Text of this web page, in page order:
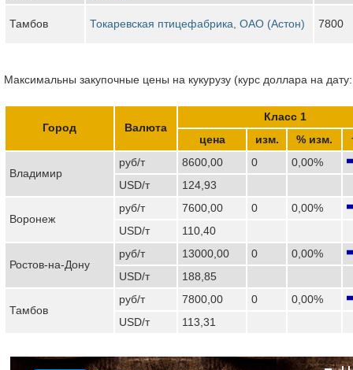
Тамбов Токаревская птицефабрика, ОАО (Астон) 7800
Максимальны закупочные цены на кукурузу (курс доллара на
Город Валюта
Класс 1
цена
изм. % изм.
Владимир
руб/т 8600,00 0
0,00%
USD/т
124,93
Воронеж
руб/т 7600,00 0
0,00%
USD/т
110,40
Ростов-на-Дону
руб/т 13000,00 0
0,00%
USD/т
188,85
Тамбов
руб/т 7800,00 0
0,00%
USD/т
113,31